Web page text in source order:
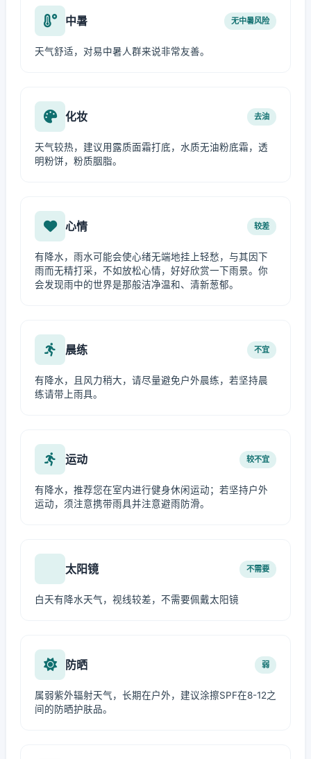
中暑 无中暑风险
天气舒适，对易中暑人群来说非常友善。
化妆 去油
天气较热，建议用露质面霜打底，水质无油粉底霜，透
明粉饼，粉质胭脂。
心情 较差
有降水，雨水可能会使心绪无端地挂上轻愁，与其因下
雨而无精打采，不如放松心情，好好欣赏一下雨景。你
会发现雨中的世界是那般洁净温和、清新葱郁。
晨练 不宜
有降水，且风力稍大，请尽量避免户外晨练，若坚持晨
练请带上雨具。
运动 较不宜
有降水，推荐您在室内进行健身休闲运动；若坚持户外
运动，须注意携带雨具并注意避雨防滑。
太阳镜 不需要
白天有降水天气，视线较差，不需要佩戴太阳镜
防晒 弱
属弱紫外辐射天气，长期在户外，建议涂擦SPF在8-12之
间的防晒护肤品。